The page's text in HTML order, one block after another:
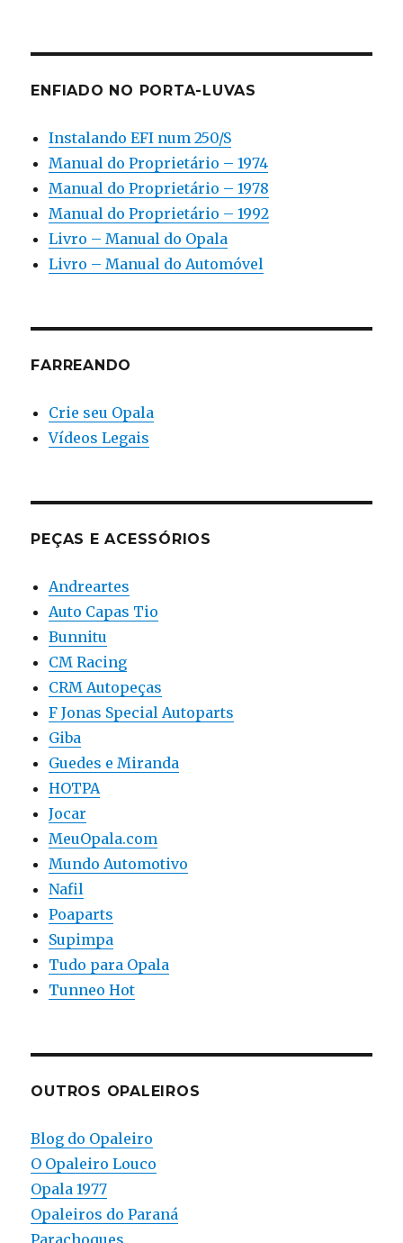
ENFIADO NO PORTA-LUVAS
Instalando EFI num 250/S
Manual do Proprietário – 1974
Manual do Proprietário – 1978
Manual do Proprietário – 1992
Livro – Manual do Opala
Livro – Manual do Automóvel
FARREANDO
Crie seu Opala
Vídeos Legais
PEÇAS E ACESSÓRIOS
Andreartes
Auto Capas Tio
Bunnitu
CM Racing
CRM Autopeças
F Jonas Special Autoparts
Giba
Guedes e Miranda
HOTPA
Jocar
MeuOpala.com
Mundo Automotivo
Nafil
Poaparts
Supimpa
Tudo para Opala
Tunneo Hot
OUTROS OPALEIROS
Blog do Opaleiro
O Opaleiro Louco
Opala 1977
Opaleiros do Paraná
Parachoques